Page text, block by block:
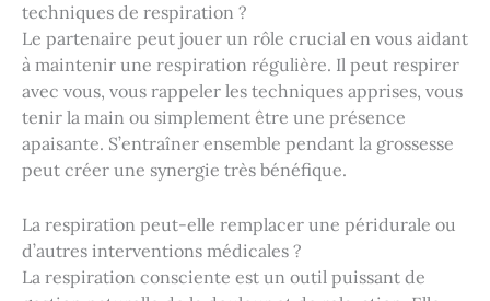
techniques de respiration ?
Le partenaire peut jouer un rôle crucial en vous aidant
à maintenir une respiration régulière. Il peut respirer
avec vous, vous rappeler les techniques apprises, vous
tenir la main ou simplement être une présence
apaisante. S’entraîner ensemble pendant la grossesse
peut créer une synergie très bénéfique.
La respiration peut-elle remplacer une péridurale ou
d’autres interventions médicales ?
La respiration consciente est un outil puissant de